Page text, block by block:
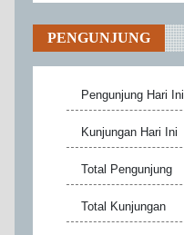
PENGUNJUNG
Pengunjung Hari Ini
Kunjungan Hari Ini
Total Pengunjung
Total Kunjungan